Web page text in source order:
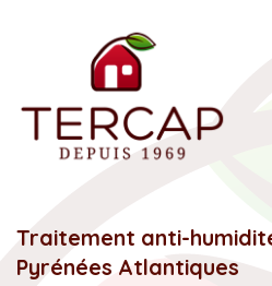
Traitement anti-
Pyrénées Atlantiques